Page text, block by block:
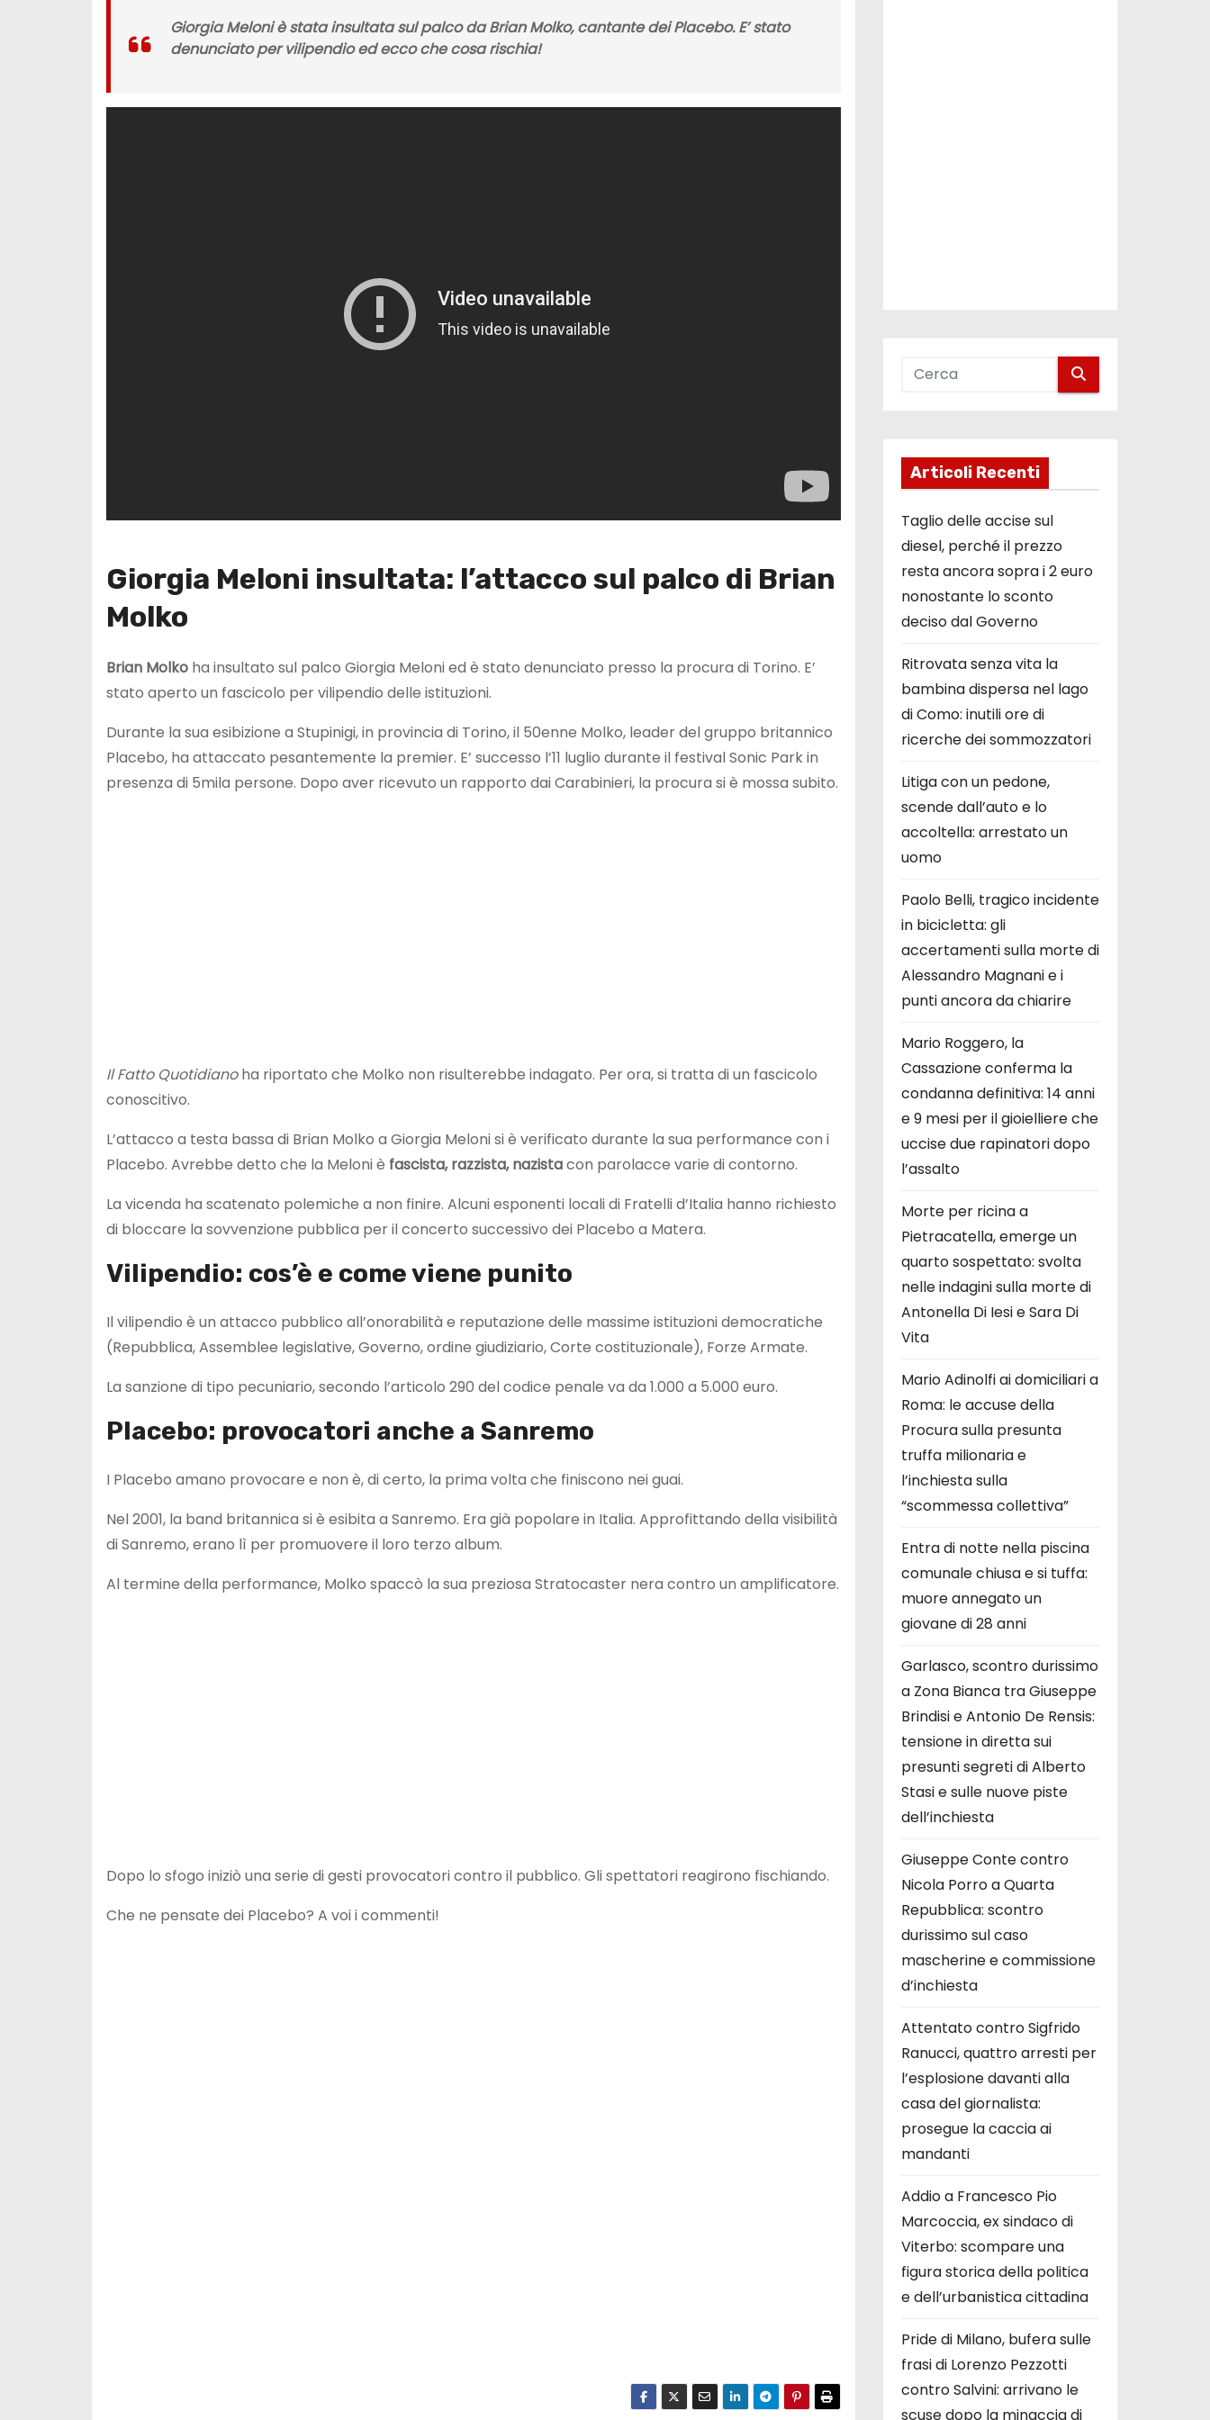
Giorgia Meloniè stata insultata sul palco da Brian Molko, cantante dei Placebo. E’ stato
denunciato per vilipendio ed ecco che cosa rischia!
Giorgia Meloni insultata: l’attacco sul palco di Brian
Molko
Brian Molko ha insultato sul palco Giorgia Meloni ed è stato denunciato presso la procura di Torino. E’
stato aperto un fascicolo per vilipendio delle istituzioni.
Durante la sua esibizione a Stupinigi, in provincia di Torino, il 50enne Molko, leader del gruppo britannico
Placebo, ha attaccato pesantemente la premier. E’ successo l’11 luglio durante il festival Sonic Park in
presenza di 5mila persone. Dopo aver ricevuto un rapporto dai Carabinieri, la procura si è mossa subito.
Il Fatto Quotidianoha riportato che Molko non risulterebbe indagato. Per ora, si tratta di un fascicolo
conoscitivo.
L’attacco a testa bassa di Brian Molko a Giorgia Meloni si è verificato durante la sua performance con i
Placebo. Avrebbe detto che la Meloni è fascista, razzista, nazistacon parolacce varie di contorno.
La vicenda ha scatenato polemiche a non finire. Alcuni esponenti locali di Fratelli d’Italia hanno richiesto
di bloccare la sovvenzione pubblica per il concerto successivo dei Placebo a Matera.
Vilipendio: cos’è e come viene punito
Il vilipendio è un attacco pubblico all’onorabilità e reputazione delle massime istituzioni democratiche
(Repubblica, Assemblee legislative, Governo, ordine giudiziario, Corte costituzionale), Forze Armate.
La sanzione di tipo pecuniario, secondo l’articolo 290 del codice penale va da 1.000 a 5.000 euro.
Placebo: provocatori anche a Sanremo
I Placebo amano provocare e non è, di certo, la prima volta che finiscono nei guai.
Nel 2001, la band britannica si è esibita a Sanremo. Era già popolare in Italia. Approfittando della visibilità
di Sanremo, erano lì per promuovere il loro terzo album.
Al termine della performance, Molko spaccò la sua preziosa Stratocaster nera contro un amplificatore.
Dopo lo sfogo iniziò una serie di gesti provocatori contro il pubblico. Gli spettatori reagirono fischiando.
Che ne pensate dei Placebo? A voi i commenti!
Articoli Recenti
Taglio delle accise sul
diesel, perché il prezzo
resta ancora sopra i 2 euro
nonostante lo sconto
deciso dal Governo
Ritrovata senza vita la
bambina dispersa nel lago
di Como: inutili ore di
ricerche dei sommozzatori
Litiga con un pedone,
scende dall’auto e lo
accoltella: arrestato un
uomo
Paolo Belli, tragico incidente
in bicicletta: gli
accertamenti sulla morte di
Alessandro Magnani e i
punti ancora da chiarire
Mario Roggero, la
Cassazione conferma la
condanna definitiva: 14 anni
e 9 mesi per il gioielliere che
uccise due rapinatori dopo
l’assalto
Morte per ricina a
Pietracatella, emerge un
quarto sospettato: svolta
nelle indagini sulla morte di
Antonella Di Iesi e Sara Di
Vita
Mario Adinolfi ai domiciliari a
Roma: le accuse della
Procura sulla presunta
truffa milionaria e
l’inchiesta sulla
“scommessa collettiva”
Entra di notte nella piscina
comunale chiusa e si tuffa:
muore annegato un
giovane di 28 anni
Garlasco, scontro durissimo
a Zona Bianca tra Giuseppe
Brindisi e Antonio De Rensis:
tensione in diretta sui
presunti segreti di Alberto
Stasi e sulle nuove piste
dell’inchiesta
Giuseppe Conte contro
Nicola Porro a Quarta
Repubblica: scontro
durissimo sul caso
mascherine e commissione
d’inchiesta
Attentato contro Sigfrido
Ranucci, quattro arresti per
l’esplosione davanti alla
casa del giornalista:
prosegue la caccia ai
mandanti
Addio a Francesco Pio
Marcoccia, ex sindaco di
Viterbo: scompare una
figura storica della politica
e dell’urbanistica cittadina
Pride di Milano, bufera sulle
frasi di Lorenzo Pezzotti
contro Salvini: arrivano le
scuse dopo la minaccia di